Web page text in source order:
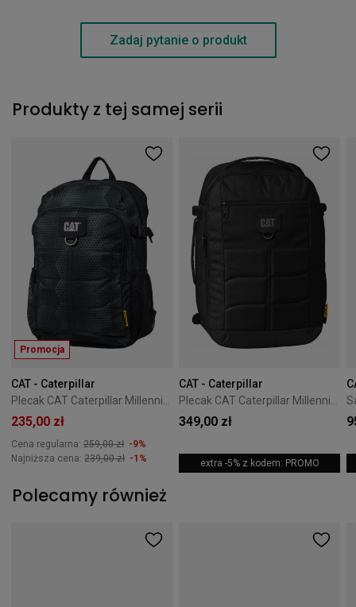
Zadaj pytanie o produkt
Produkty z tej samej serii
Promocja
CAT - Caterpillar
Plecak CAT Caterpillar Millennial 31l Black Streamline
235,00 zł
Cena regularna: 259,00 zł -9%
Najniższa cena: 239,00 zł -1%
CAT - Caterpillar
Plecak CAT Caterpillar Millennial Classic 35L Black
349,00 zł
extra -5% z kodem: PROMO
Polecamy również